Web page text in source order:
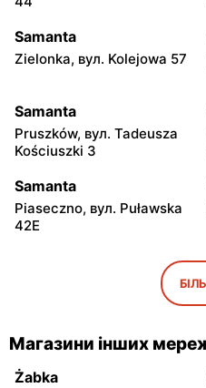
Samanta
Zielonka, вул. Kolejowa 57
Samanta
Pruszków, вул. Tadeusza
Kościuszki 3
Samanta
Piaseczno, вул. Puławska
42E
Legionowo, вул. Marsz.
Samanta
вул. Modlińska 1A/42
Магазини інших
Żabka